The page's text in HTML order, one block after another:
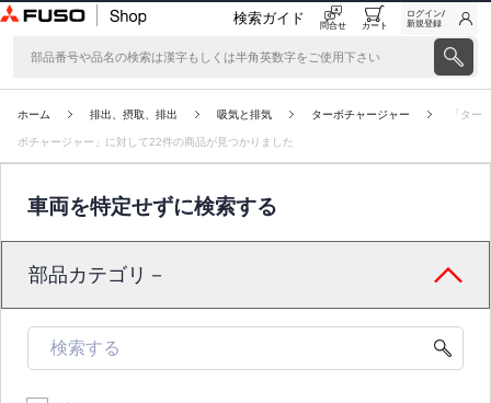
検索ガイド 問合せ カート
ログイン/
新規登録
ホーム 排出、摂取、排出 吸気と排気 ターボチャージャー 「ター
ボチャージャー」に対して22件の商品が見つかりました
車両を特定せずに検索する
部品カテゴリ－